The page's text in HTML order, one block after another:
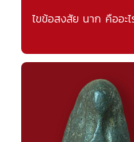
ไขข้อสงสัย นาก คืออะ